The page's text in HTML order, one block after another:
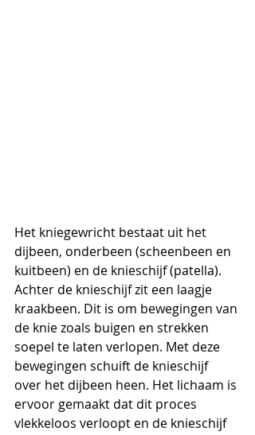
Het kniegewricht bestaat uit het
dijbeen, onderbeen (scheenbeen en
kuitbeen) en de knieschijf (patella).
Achter de knieschijf zit een laagje
kraakbeen. Dit is om bewegingen van
de knie zoals buigen en strekken
soepel te laten verlopen. Met deze
bewegingen schuift de knieschijf
over het dijbeen heen. Het lichaam is
ervoor gemaakt dat dit proces
vlekkeloos verloopt en de knieschijf